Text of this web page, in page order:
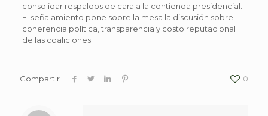
consolidar respaldos de cara a la contienda presidencial.
El señalamiento pone sobre la mesa la discusión sobre
coherencia política, transparencia y costo reputacional
de las coaliciones.
Compartir 0